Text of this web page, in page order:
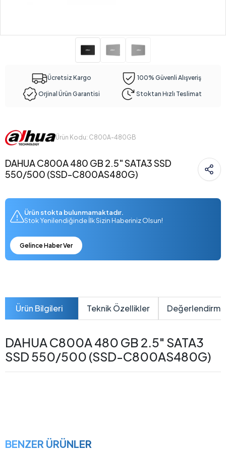
Ücretsiz Kargo 100% Güvenli Alışveriş
Orjinal Ürün Garantisi Stoktan Hızlı Teslimat
Ürün Kodu: C800A-480GB
DAHUA C800A 480 GB 2.5" SATA3 SSD
550/500 (SSD-C800AS480G)
Ürün stokta bulunmamaktadır.
Stok Yenilendiğinde İlk Sizin Haberiniz Olsun!
Gelince Haber Ver
Ürün Bilgileri Teknik Özellikler
DAHUA C800A 480 GB 2.5" SATA3
SSD 550/500 (SSD-C800AS480G)
BENZER ÜRÜNLER